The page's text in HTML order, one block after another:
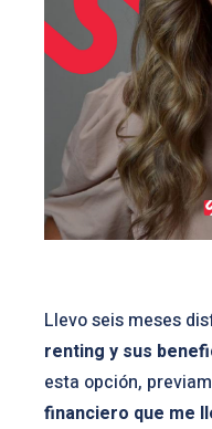
Llevo seis meses
renting y sus
esta opción,
financiero que me